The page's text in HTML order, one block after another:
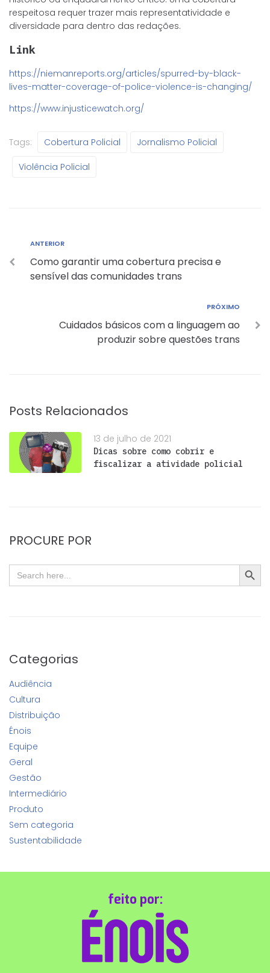
respeitosa requer trazer mais representatividade e
diversidade para dentro das redações.
Link
https://niemanreports.org/articles/spurred-by-black-
lives-matter-coverage-of-police-violence-is-changing/
https://www.injusticewatch.org/
Tags: Cobertura Policial Jornalismo Policial
Violência Policial
ANTERIOR
Como garantir uma cobertura precisa e
sensível das comunidades trans
PRÓXIMO
Cuidados básicos com a linguagem ao
produzir sobre questões trans
Posts Relacionados
13 de julho de 2021
Dicas sobre como cobrir e
fiscalizar a atividade policial
PROCURE POR
Search
for:
Categorias
Audiência
Cultura
Distribuição
Énois
Equipe
Geral
Gestão
Intermediário
Produto
Sem categoria
Sustentabilidade
feito por: